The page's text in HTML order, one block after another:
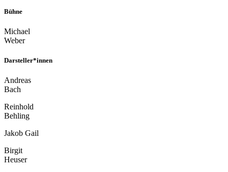
Bühne
Michael
Weber
Darsteller*innen
Andreas
Bach
Reinhold
Behling
Jakob Gail
Birgit
Heuser